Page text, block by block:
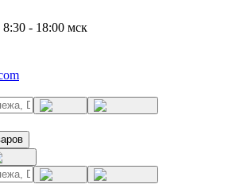
- 18:00 мск